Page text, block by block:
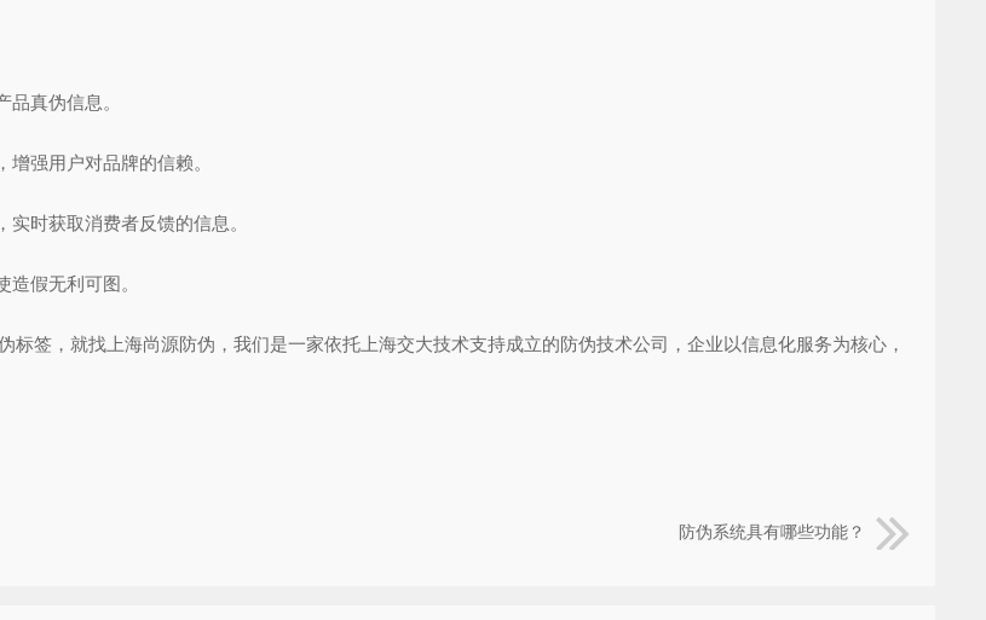
真伪信息。
强用户对品牌的信赖。
时获取消费者反馈的信息。
假无利可图。
，就找上海尚源防伪，我们是一家依托上海交大技术支持成立的防伪技术公司，企业以信息化服务为核心，
防伪系统具有哪些功能？